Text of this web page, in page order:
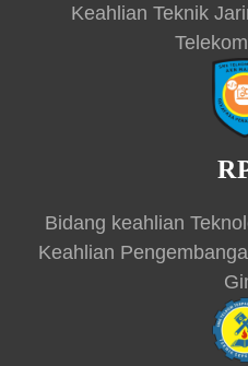
Keahlian Teknik
Bidang keahlian
Keahlian